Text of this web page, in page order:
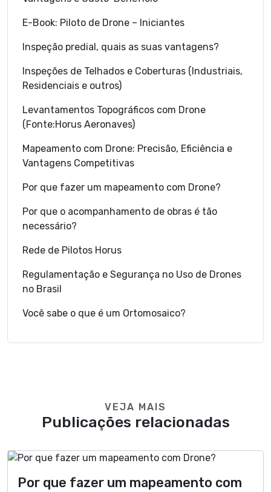
E-Book: Piloto de Drone – Iniciantes
Inspeção predial, quais as suas vantagens?
Inspeções de Telhados e Coberturas (Industriais,
Residenciais e outros)
Levantamentos Topográficos com Drone
(Fonte:Horus Aeronaves)
Mapeamento com Drone: Precisão, Eficiência e
Vantagens Competitivas
Por que fazer um mapeamento com Drone?
Por que o acompanhamento de obras é tão
necessário?
Rede de Pilotos Horus
Regulamentação e Segurança no Uso de Drones
no Brasil
Você sabe o que é um Ortomosaico?
VEJA MAIS
Publicações relacionadas
Por que fazer um mapeamento com